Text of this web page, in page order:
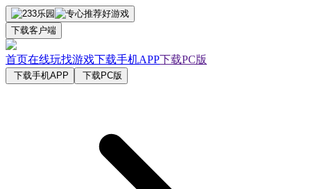
下载客户端
首页在线玩找游戏下载手机APP下载PC版
下载手机APP 下载PC版